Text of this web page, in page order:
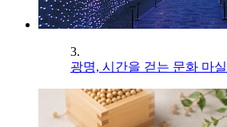
3.
광명, 시간을 걷는 문화 마